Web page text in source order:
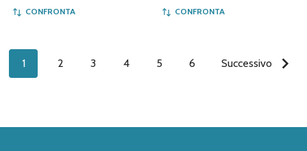
CONFRONTA CONFRONTA
1 2 3 4 5 6 Successivo